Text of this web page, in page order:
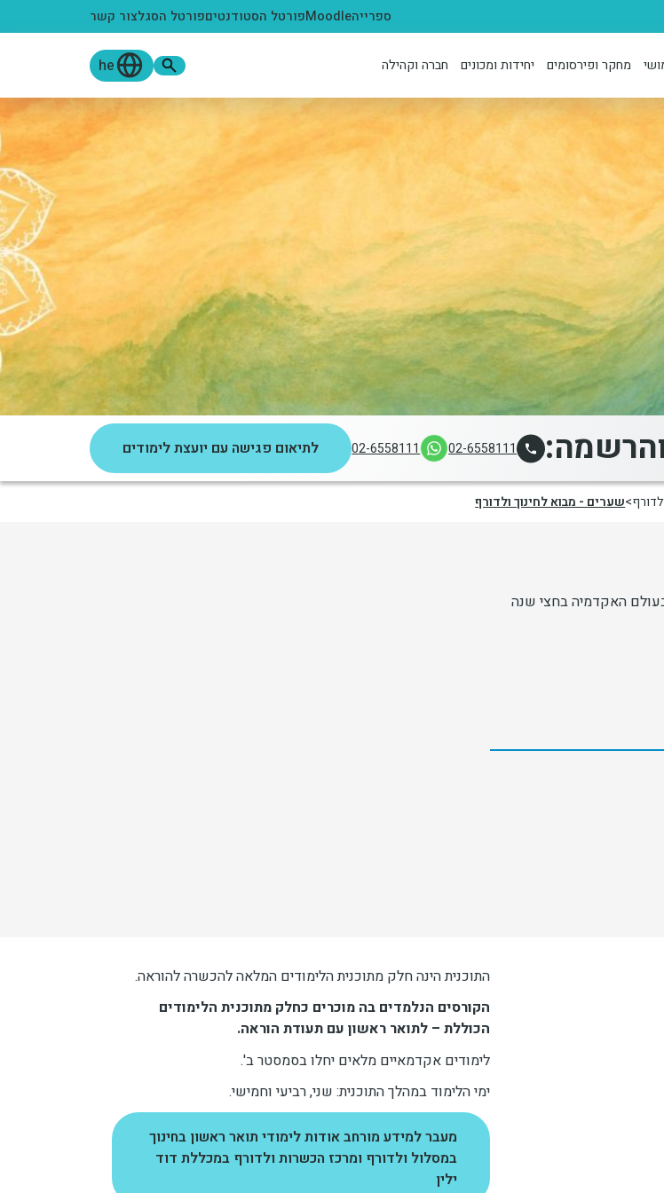
ספרייהMoodleפורטל הסטודנטיםפורטל הסגלצור קשר
מחקר ופירסומים יחידות ומכונים חברה וקהילה he
והרשמה: 02-6558111
02-6558111 לתיאום פגישה עם יועצת לימודים
שערים - מבוא לחינוך ולדורף
האקדמיה בחצי שנה
התוכנית הינה חלק מתוכנית הלימודים המלאה להכשרה להוראה.
הקורסים הנלמדים בה מוכרים כחלק מתוכנית הלימודים
הכוללת – לתואר ראשון עם תעודת הוראה.
לימודים אקדמאיים מלאים יחלו בסמסטר ב'.
ימי הלימוד במהלך התוכנית: שני, רביעי וחמישי.
מעבר למידע מורחב אודות לימודי תואר ראשון בחינוך
במסלול ולדורף ומרכז הכשרות ולדורף במכללת דוד
ילין